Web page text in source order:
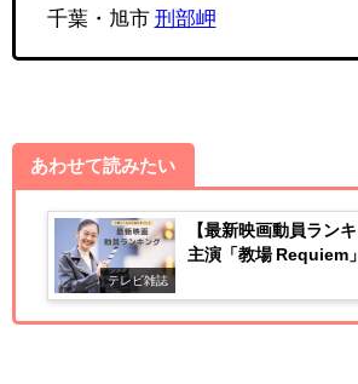
千葉・旭市 刑部岬
あわせて読みたい
テレビ雑誌
【最新映画動員ラン
主演「教場 Requiem